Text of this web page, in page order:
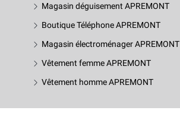
Magasin déguisement APREMONT
Boutique Téléphone APREMONT
Magasin électroménager APREMONT
Vêtement femme APREMONT
Vêtement homme APREMONT